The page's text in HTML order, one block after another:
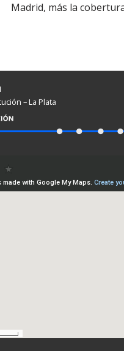
Madrid, más la
– La Plata